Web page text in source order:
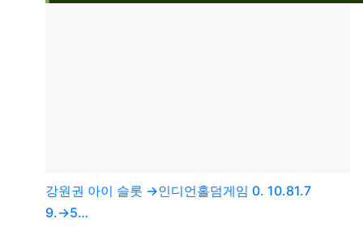
강원권 아이 슬롯 →인디언홀덤게임 0. 10.81.7
9.→5…